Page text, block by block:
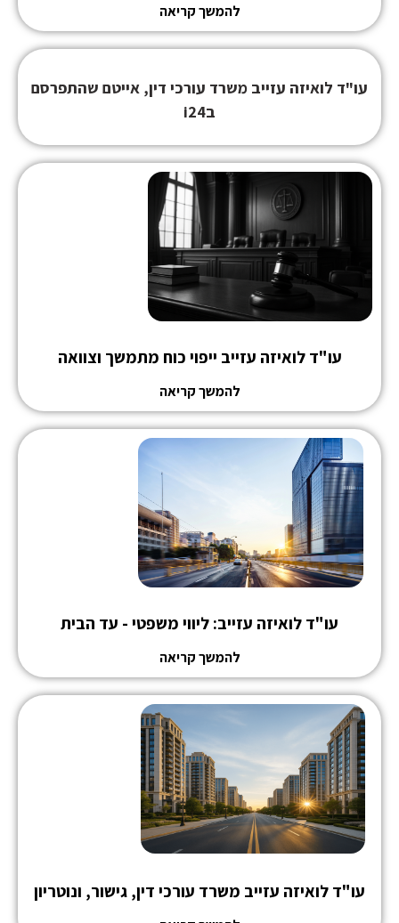
להמשך קריאה
עו"ד לואיזה עזייב משרד עורכי דין, אייטם שהתפרסם
בi24
עו"ד לואיזה עזייב ייפוי כוח מתמשך וצוואה
להמשך קריאה
עו"ד לואיזה עזייב: ליווי משפטי - עד הבית
להמשך קריאה
עו"ד לואיזה עזייב משרד עורכי דין, גישור, ונוטריון